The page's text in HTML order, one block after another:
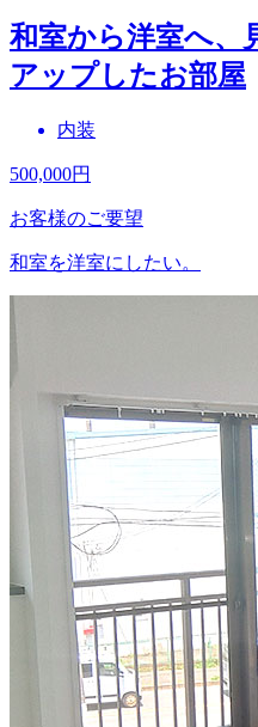
和室から洋室へ、
アップしたお部屋
内装
500,000円
お客様のご要望
和室を洋室にしたい。